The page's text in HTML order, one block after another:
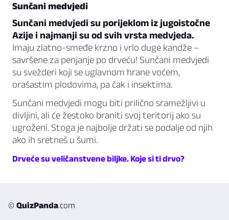
Sunčani medvjedi
Sunčani medvjedi su porijeklom iz jugoistočne
Azije i najmanji su od svih vrsta medvjeda.
Imaju zlatno-smeđe krzno i vrlo duge kandže –
savršene za penjanje po drveću! Sunčani medvjedi
su svežderi koji se uglavnom hrane voćem,
orašastim plodovima, pa čak i insektima.
Sunčani medvjedi mogu biti prilično sramežljivi u
divljini, ali će žestoko braniti svoj teritorij ako su
ugroženi. Stoga je najbolje držati se podalje od njih
ako ih sretneš u šumi.
Drveće su veličanstvene biljke. Koje si ti drvo?
© QuizPanda.com